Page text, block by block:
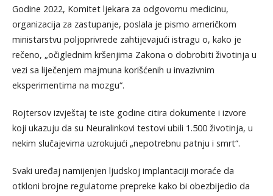
Godine 2022, Komitet ljekara za odgovornu medicinu,
organizacija za zastupanje, poslala je pismo američkom
ministarstvu poljoprivrede zahtijevajući istragu o, kako je
rečeno, „očiglednim kršenjima Zakona o dobrobiti životinja u
vezi sa liječenjem majmuna korišćenih u invazivnim
eksperimentima na mozgu“.
Rojtersov izvještaj te iste godine citira dokumente i izvore
koji ukazuju da su Neuralinkovi testovi ubili 1.500 životinja, u
nekim slučajevima uzrokujući „nepotrebnu patnju i smrt“.
Svaki uređaj namijenjen ljudskoj implantaciji moraće da
otkloni brojne regulatorne prepreke kako bi obezbijedio da